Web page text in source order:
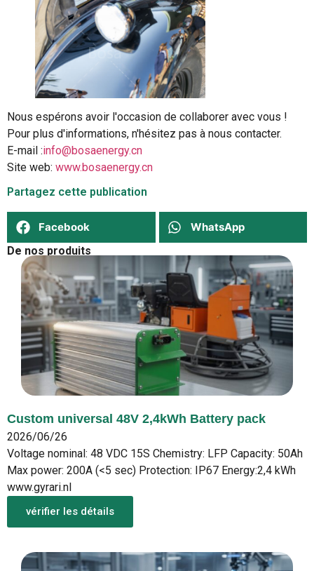
Nous espérons avoir l'occasion de collaborer avec vous !
Pour plus d'informations, n'hésitez pas à nous contacter.
E-mail :info@bosaenergy.cn
Site web: www.bosaenergy.cn
Partagez cette publication
Facebook
WhatsApp
De nos produits
Custom universal 48V 2,4kWh Battery pack
2026/06/26
Voltage nominal: 48 VDC 15S Chemistry: LFP Capacity: 50Ah
Max power: 200A (<5 sec) Protection: IP67 Energy:2,4 kWh
www.gyrari.nl
vérifier les détails